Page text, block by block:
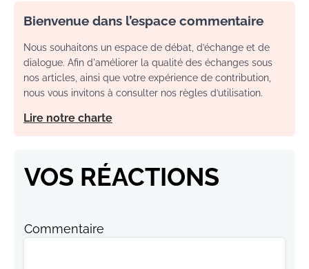
Bienvenue dans l’espace commentaire
Nous souhaitons un espace de débat, d’échange et de
dialogue. Afin d'améliorer la qualité des échanges sous
nos articles, ainsi que votre expérience de contribution,
nous vous invitons à consulter nos règles d’utilisation.
Lire notre charte
VOS RÉACTIONS
Commentaire